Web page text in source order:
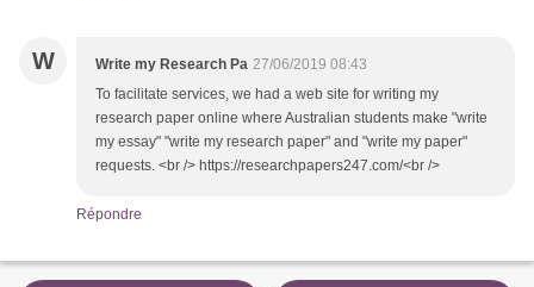
W Write my Research Pa 27/06/2019 08:43
To facilitate services, we had a web site for writing my
research paper online where Australian students make "write
my essay" "write my research paper" and "write my paper"
requests. <br /> https://researchpapers247.com/<br />
Répondre